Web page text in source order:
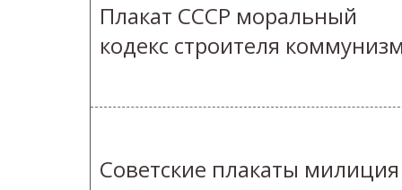
Плакат СССР моральный
кодекс строителя
Cоветские плакаты милиция